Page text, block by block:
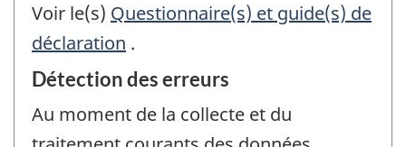
Voir le(s) Questionnaire(s) et guide(s) de
déclaration .
Détection des erreurs
Au moment de la collecte et du